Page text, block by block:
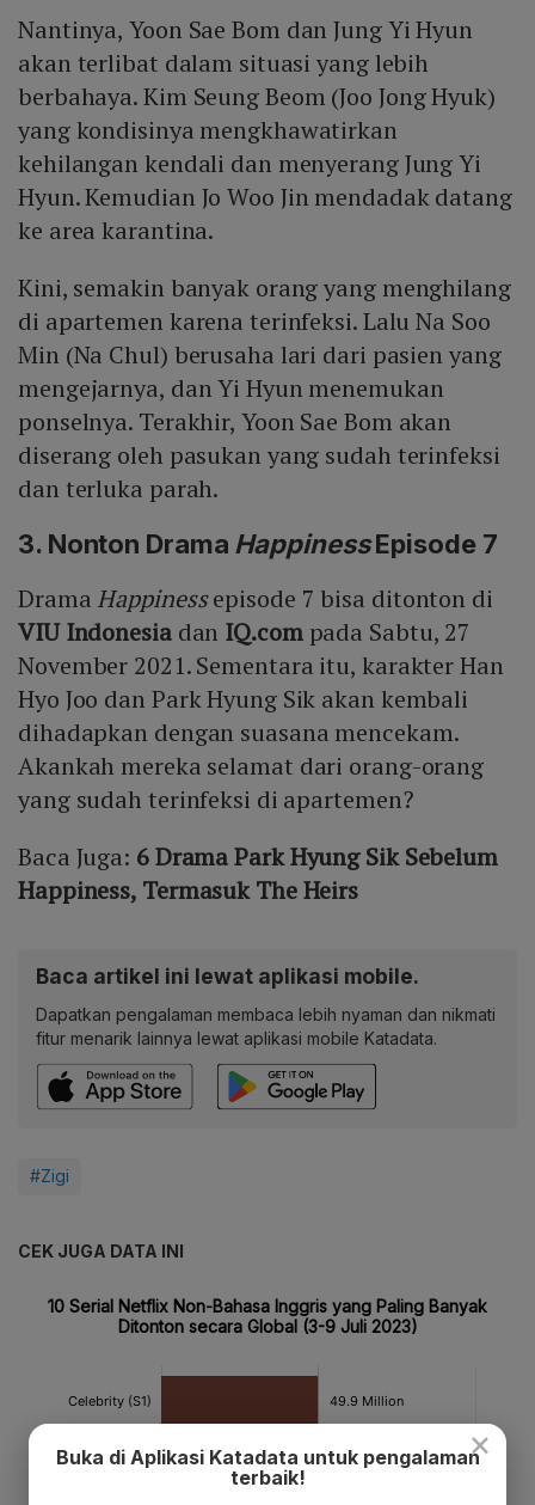
Nantinya, Yoon Sae Bom dan Jung Yi Hyun
akan terlibat dalam situasi yang lebih
berbahaya. Kim Seung Beom (Joo Jong Hyuk)
yang kondisinya mengkhawatirkan
kehilangan kendali dan menyerang Jung Yi
Hyun. Kemudian Jo Woo Jin mendadak datang
ke area karantina.
Kini, semakin banyak orang yang menghilang
di apartemen karena terinfeksi. Lalu Na Soo
Min (Na Chul) berusaha lari dari pasien yang
mengejarnya, dan Yi Hyun menemukan
ponselnya. Terakhir, Yoon Sae Bom akan
diserang oleh pasukan yang sudah terinfeksi
dan terluka parah.
3. Nonton Drama HappinessEpisode 7
Drama Happinessepisode 7 bisa ditonton di
VIU Indonesiadan IQ.compada Sabtu, 27
November 2021. Sementara itu, karakter Han
Hyo Joo dan Park Hyung Sik akan kembali
dihadapkan dengan suasana mencekam.
Akankah mereka selamat dari orang-orang
yang sudah terinfeksi di apartemen?
Baca Juga: 6 Drama Park Hyung Sik Sebelum
Happiness, Termasuk The Heirs
Baca artikel ini lewat aplikasi mobile.
Dapatkan pengalaman membaca lebih nyaman dan nikmati
fitur menarik lainnya lewat aplikasi mobile Katadata.
#Zigi
CEK JUGA DATA INI
×
Buka di Aplikasi Katadata untuk pengalaman
terbaik!